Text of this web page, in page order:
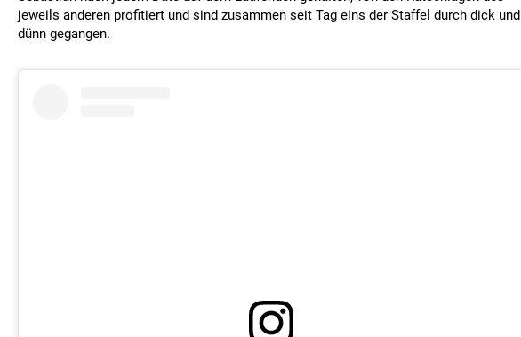
jeweils anderen profitiert und sind zusammen seit Tag eins der Staffel durch dick und
dünn gegangen.